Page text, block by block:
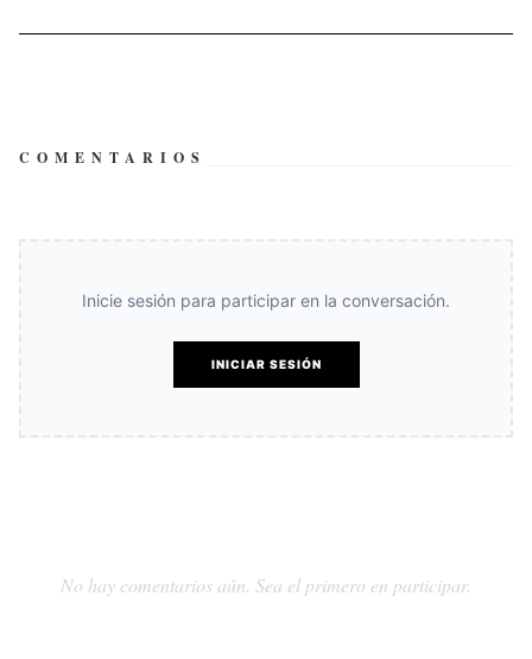
COMENTARIOS
Inicie sesión para participar en la conversación.
INICIAR SESIÓN
No hay comentarios aún. Sea el primero en participar.